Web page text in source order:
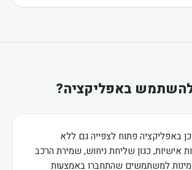
להשתמש באפליקציה?
באפליקציה פתוח לצפייה גם ללא
אישיות, כגון שליחת ניחוש, שמירת הרכב
זמינות למשתמשים שהתחברו באמצעות